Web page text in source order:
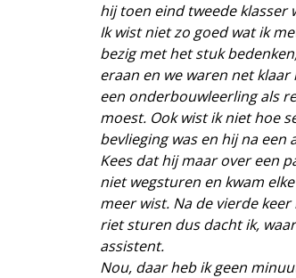
hij toen eind tweede klasser
Ik wist niet zo goed wat ik
bezig met het stuk
eraan en we waren net
een onderbouwleerling als
moest. Ook wist ik niet hoe
bevlieging was en hij na een
Kees dat hij maar over een
niet wegsturen en kwam
meer wist. Na de vierde
riet sturen dus dacht ik,
assistent.
Nou, daar heb ik geen